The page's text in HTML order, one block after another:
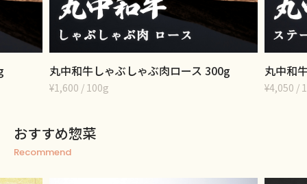
丸中和牛しゃぶしゃぶ肉ロース 300g
¥1,600 / 100g
丸中和
¥4,050 /
おすすめ惣菜
Recommend